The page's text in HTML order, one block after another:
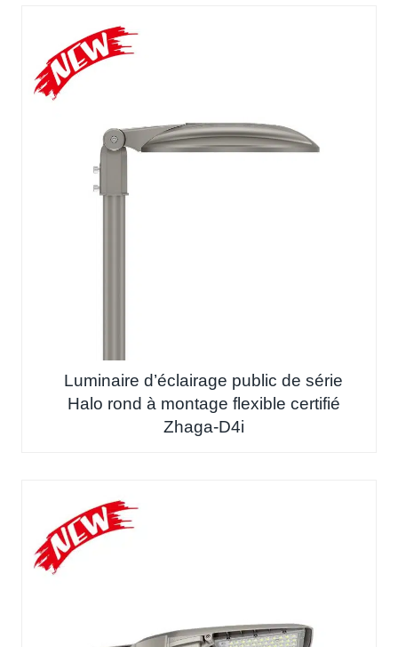
Luminaire d’éclairage public de série
Halo rond à montage flexible certifié
Zhaga-D4i